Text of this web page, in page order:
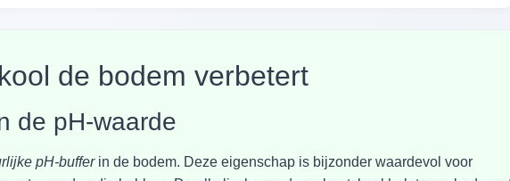
de bodem verbetert
de pH-waarde
pH-bufferin de bodem. Deze eigenschap is bijzonder waardevol voor